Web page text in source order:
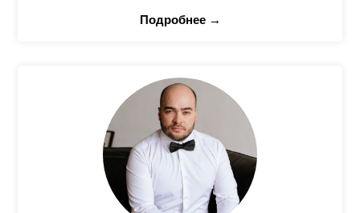
Подробнее →